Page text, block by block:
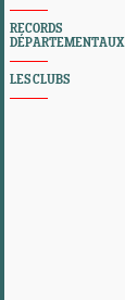
RECORDS
DÉPARTEMENTAUX
LES CLUBS